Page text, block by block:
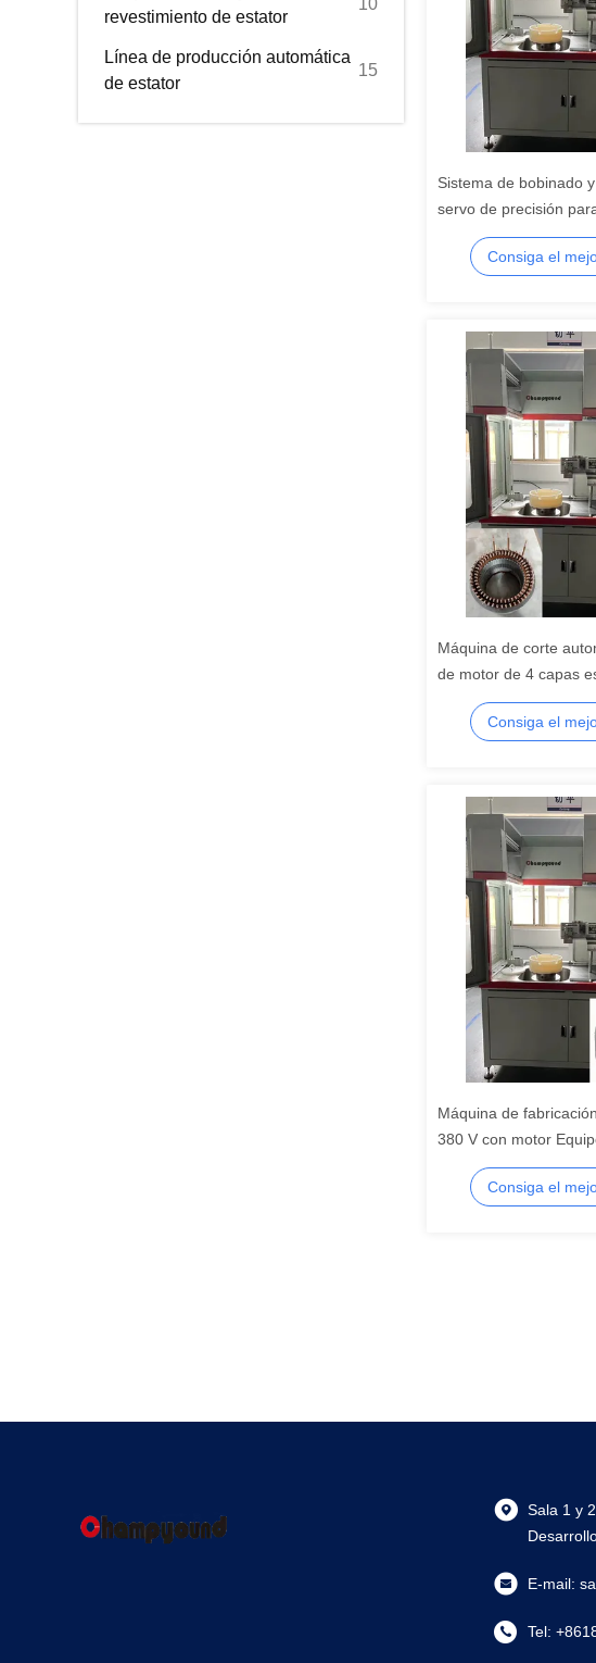
revestimiento de estator
10
Línea de producción automática
de estator
15
Sistema de bobinado
servo de precisión
ensamblaje de
Consiga el
Máquina de corte
de motor de 4 capas
programada
Consiga el
Máquina de
380 V con motor
estator de alambre
Consiga el
Sala 1 y
E-mail:
Tel: